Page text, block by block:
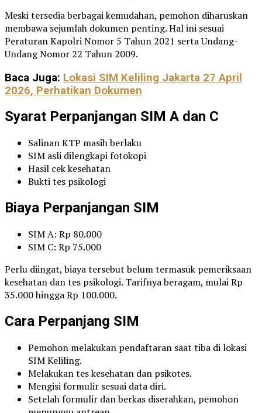
Meski tersedia berbagai kemudahan, pemohon diharuskan
membawa sejumlah dokumen penting. Hal ini sesuai
Peraturan Kapolri Nomor 5 Tahun 2021 serta Undang-
Undang Nomor 22 Tahun 2009.
Baca Juga: Lokasi SIM Keliling Jakarta 27 April
2026, Perhatikan Dokumen
Syarat Perpanjangan SIM A dan C
Salinan KTP masih berlaku
SIM asli dilengkapi fotokopi
Hasil cek kesehatan
Bukti tes psikologi
Biaya Perpanjangan SIM
SIM A: Rp 80.000
SIM C: Rp 75.000
Perlu diingat, biaya tersebut belum termasuk pemeriksaan
kesehatan dan tes psikologi. Tarifnya beragam, mulai Rp
35.000 hingga Rp 100.000.
Cara Perpanjang SIM
Pemohon melakukan pendaftaran saat tiba di lokasi
SIM Keliling.
Melakukan tes kesehatan dan psikotes.
Mengisi formulir sesuai data diri.
Setelah formulir dan berkas diserahkan, pemohon